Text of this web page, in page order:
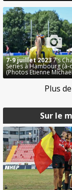
Sur le
7-9 juillet 20237’s
Series à Hambourg (à-
(Photos Etienne
Plus